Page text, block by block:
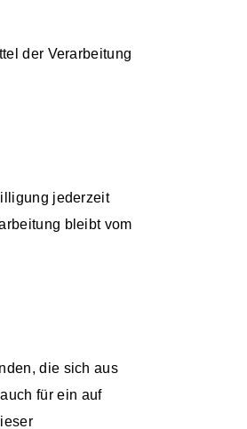
der Verarbeitung
jederzeit
bleibt vom
die sich aus
für ein auf